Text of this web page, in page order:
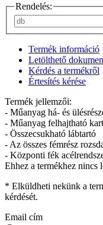
Rendelés:
Termék információ
Letölthető
Kérdés a termékről
Értesítés kérése
Termék jellemzői:
- Műanyag há- és
- Műanyag felhajtható
- Összecsukható lábtartó
- Az összes fémrész
- Központi fék
Ehhez a termékhez nincs
* Elküldheti nekünk a
kérdését.
Email cím